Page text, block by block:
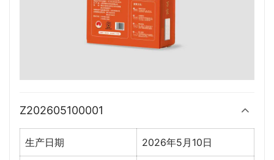
Z202605100001
生产日期 2026年5月10日